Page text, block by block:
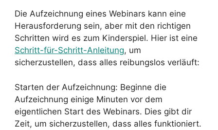
Die Aufzeichnung eines Webinars kann eine
Herausforderung sein, aber mit den richtigen
Schritten wird es zum Kinderspiel. Hier ist eine
Schritt-für-Schritt-Anleitung, um
sicherzustellen, dass alles reibungslos verläuft:
Starten der Aufzeichnung: Beginne die
Aufzeichnung einige Minuten vor dem
eigentlichen Start des Webinars. Dies gibt dir
Zeit, um sicherzustellen, dass alles funktioniert.